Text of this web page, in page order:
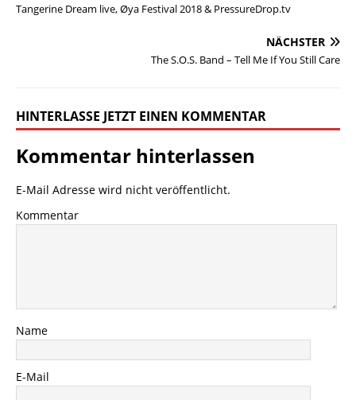
Tangerine Dream live, Øya Festival 2018 & PressureDrop.tv
NÄCHSTER
The S.O.S. Band – Tell Me If You Still Care
HINTERLASSE JETZT EINEN KOMMENTAR
Kommentar hinterlassen
E-Mail Adresse wird nicht veröffentlicht.
Kommentar
Name
E-Mail